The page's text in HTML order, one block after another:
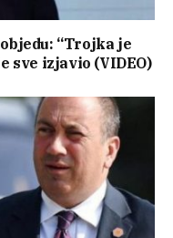
“Trojka je
sve izjavio (VIDEO)